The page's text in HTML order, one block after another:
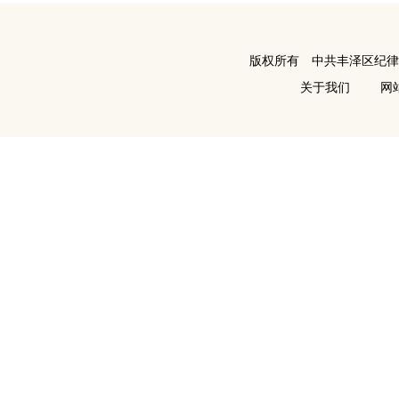
版权所有 中共丰泽区纪
关于我们
网